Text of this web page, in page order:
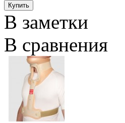
В заметки
В сравнения